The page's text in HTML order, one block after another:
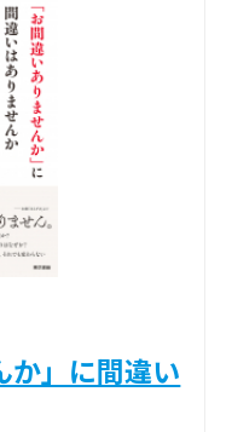
か」に間違い